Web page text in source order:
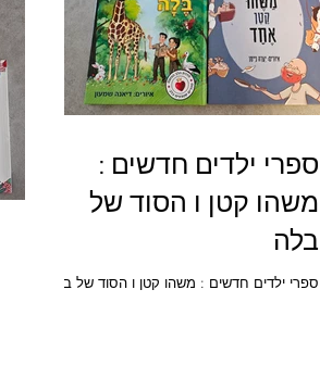
ספרי ילדים חדשים :
משהו קטן ו הסוד של
בלה
ספרי ילדים חדשים : משהו קטן ו הסוד של בלה